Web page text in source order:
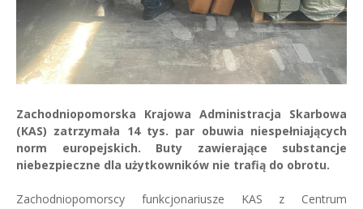
Zachodniopomorska Krajowa Administracja Skarbowa
(KAS) zatrzymała 14 tys. par obuwia niespełniających
norm europejskich. Buty zawierające substancje
niebezpieczne dla użytkowników nie trafią do obrotu.
Zachodniopomorscy funkcjonariusze KAS z Centrum